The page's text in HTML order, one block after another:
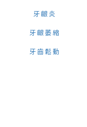
牙齦炎
牙齦萎縮
牙齒鬆動